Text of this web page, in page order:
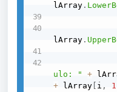
lArray .
lArray .
ulo: "
+
+ lArray i , 1